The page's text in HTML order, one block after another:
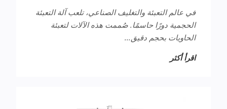
في عالم التعبئة والتغليف الصناعي، تلعب آلة التعبئة
الحجمية دورًا حاسمًا. صُممت هذه الآلات لتعبئة
الحاويات بحجم دقيق...
اقرأ أكثر